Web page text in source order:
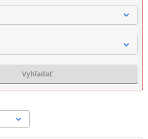
Vyhľadať